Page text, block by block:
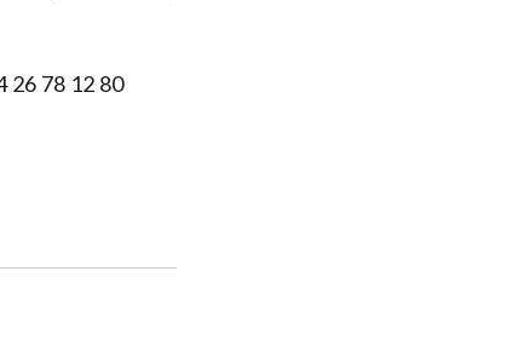
26 78 12 80